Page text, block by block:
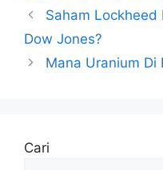
Saham
Dow Jones?
Mana Uranium Di
Cari